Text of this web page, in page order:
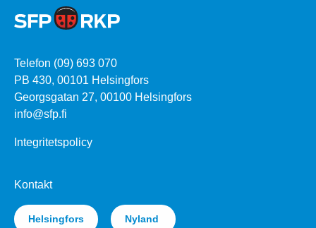
Telefon (09) 693 070
PB 430, 00101 Helsingfors
Georgsgatan 27, 00100 Helsingfors
info@sfp.fi
Integritetspolicy
Kontakt
Helsingfors Nyland